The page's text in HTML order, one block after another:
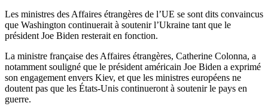
Les ministres des Affaires étrangères de l’UE se sont dits convaincus
que Washington continuerait à soutenir l’Ukraine tant que le
président Joe Biden resterait en fonction.
La ministre française des Affaires étrangères, Catherine Colonna, a
notamment souligné que le président américain Joe Biden a exprimé
son engagement envers Kiev, et que les ministres européens ne
doutent pas que les États-Unis continueront à soutenir le pays en
guerre.